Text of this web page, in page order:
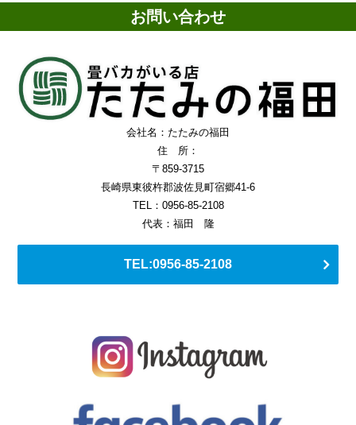
お問い合わせ
会社名：たたみの福田
住 所：
〒859-3715
長崎県東彼杵郡波佐見町宿郷41-6
TEL：0956-85-2108
代表：福田 隆
TEL:0956-85-2108